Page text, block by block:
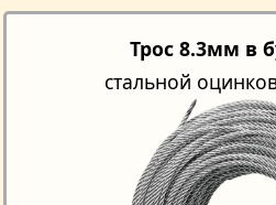
Трос 8.3мм в
стальной